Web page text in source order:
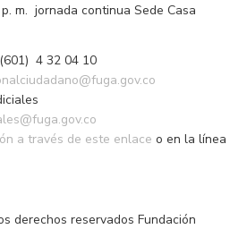
m. jornada continua Sede Casa
4 32 04 10
a través de este enlace o en la línea
derechos reservados Fundación